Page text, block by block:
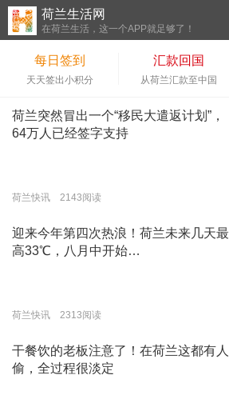
荷兰生活网
在荷兰生活，这一个APP就足够了！
每日签到
天天签出小积分
汇款回国
从荷兰汇款至中国
荷兰突然冒出一个“移民大遣返计划”，
64万人已经签字支持
荷兰快讯 2143阅读
迎来今年第四次热浪！荷兰未来几天最
高33℃，八月中开始…
荷兰快讯 2313阅读
干餐饮的老板注意了！在荷兰这都有人
偷，全过程很淡定